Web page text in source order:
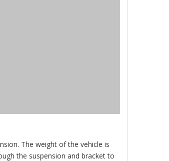
The weight of the vehicle is
the suspension and bracket to